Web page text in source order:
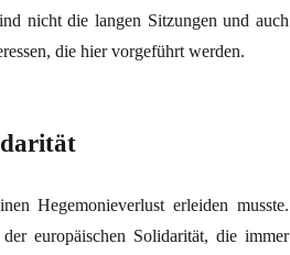
nicht die langen Sitzungen und auch
die hier vorgeführt werden.
Hegemonieverlust erleiden musste.
europäischen Solidarität, die immer